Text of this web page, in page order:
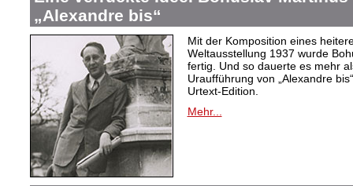
„Alexandre bis“
Mit der Komposition eines
Weltausstellung 1937 wurde
fertig. Und so dauerte es mehr
Uraufführung von „Alexandre
Urtext-Edition.
Mehr...